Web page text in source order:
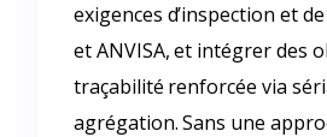
exigences d’inspection et
et ANVISA, et intégrer des
traçabilité renforcée via
agrégation. Sans une